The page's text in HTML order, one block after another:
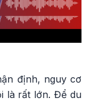
định, nguy cơ
là rất lớn. Để du